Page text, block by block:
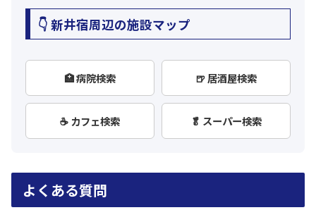
👇 新井宿周辺の施設マップ
🏥 病院検索 🍺 居酒屋検索
☕ カフェ検索 🥬 スーパー検索
よくある質問